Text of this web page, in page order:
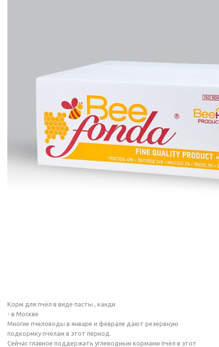
Корм для пчёл в виде пасты , канди
- в Москве
Многие пчеловоды в январе и феврале дают резервную
подкормку пчёлам в этот период.
Сейчас главное поддержать углеводным кормами пчёл в этот